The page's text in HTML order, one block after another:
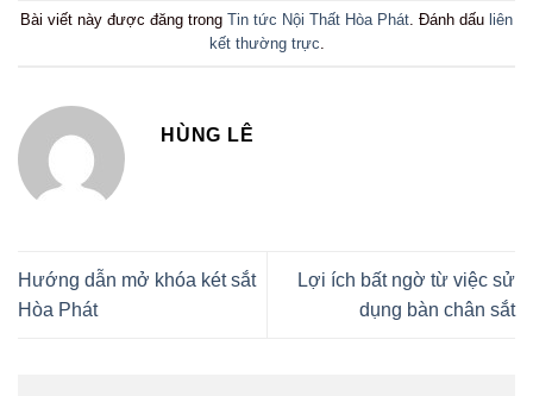
Bài viết này được đăng trong Tin tức Nội Thất Hòa Phát. Đánh dấu liên
kết thường trực.
HÙNG LÊ
Hướng dẫn mở khóa két sắt
Hòa Phát
Lợi ích bất ngờ từ việc sử
dụng bàn chân sắt